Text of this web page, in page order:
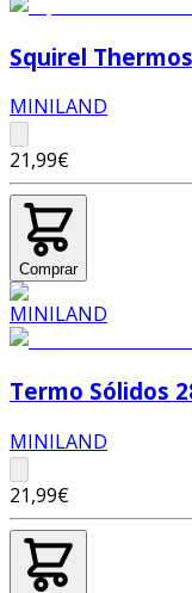
Squirel
MINILAND
21,99€
Comprar
Termo Sólidos
MINILAND
21,99€